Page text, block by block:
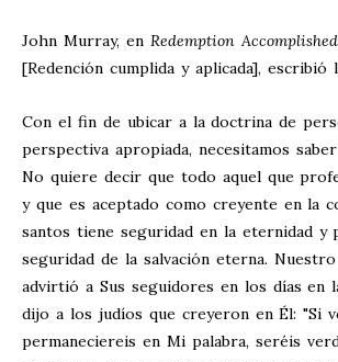
John Murray, en Redemption
[Redención cumplida y aplicada], escribió
Con el fin de ubicar a la doctrina de
perspectiva apropiada, necesitamos
No quiere decir que todo aquel que
y que es aceptado como creyente en la
santos tiene seguridad en la eternidad y
seguridad de la salvación eterna.
advirtió a Sus seguidores en los días en
dijo a los judíos que creyeron en Él: "Si
permaneciereis en Mi palabra, seréis